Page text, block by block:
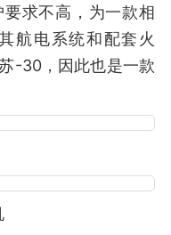
求不高，为一款相
航电系统和配套火
-30，因此也是一款